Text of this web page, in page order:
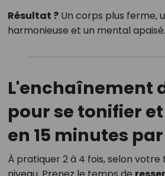
Résultat ?Un corps plus ferme,
harmonieuse et un mental apaisé.
L'enchaînement
pour se tonifier
en 15 minutes
À pratiquer 2 à 4 fois, selon